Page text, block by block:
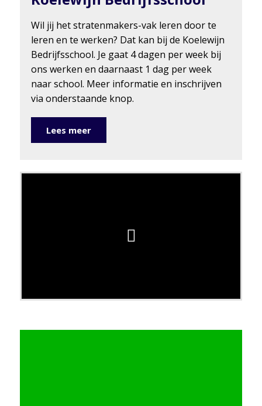
Wil jij het stratenmakers-vak leren door te
leren en te werken? Dat kan bij de Koelewijn
Bedrijfsschool. Je gaat 4 dagen per week bij
ons werken en daarnaast 1 dag per week
naar school. Meer informatie en inschrijven
via onderstaande knop.
Lees meer